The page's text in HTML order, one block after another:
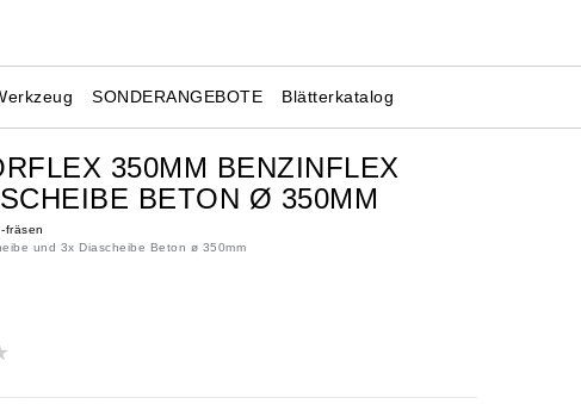
Blätterkatalog
SONDERANGEBOTE
350MM BENZINFLEX
BETON Ø 350MM
fräsen
und 3x Diascheibe Beton ø 350mm